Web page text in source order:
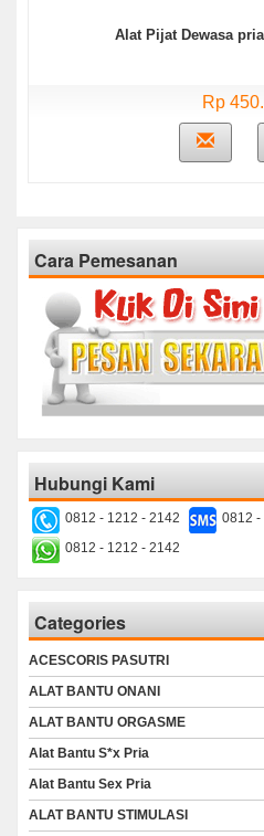
Alat Pijat Dewasa
Rp
Cara Pemesanan
Hubungi Kami
0812 - 1212 - 2142
0812 -
0812 - 1212 - 2142
Categories
ACESCORIS PASUTRI
ALAT BANTU ONANI
ALAT BANTU ORGASME
Alat Bantu S*x Pria
Alat Bantu Sex Pria
ALAT BANTU STIMULASI